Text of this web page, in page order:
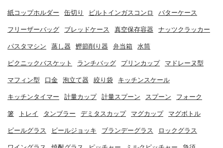
紙コップホルダー 缶切り ビルトインガスコンロ バターケース
フリーザーバッグ ブレッドケース 真空保存容器 ナッツクラッカー
パスタマシン 蒸し器 鰹節削り器 弁当箱 水筒
ピクニックバスケット ランチバッグ プリンカップ マドレーヌ型
マフィン型 口金 泡立て器 絞り袋 キッチンスケール
キッチンタイマー 計量カップ 計量スプーン スプーン フォーク
箸 トレイ タンブラー デミタスカップ マグカップ マグボトル
ビールグラス ビールジョッキ ブランデーグラス ロックグラス